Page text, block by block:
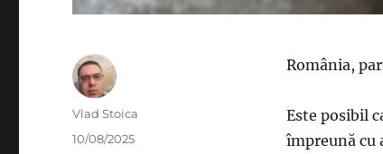
România,
Este posibil
împreună cu
Author
Vlad Stoica
Posted
10/08/2025